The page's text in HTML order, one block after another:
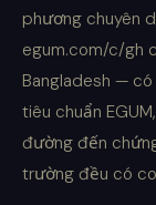
phương chuyên
egum.com/c/gh
Bangladesh —
tiêu chuẩn
đường đến
trường đều có